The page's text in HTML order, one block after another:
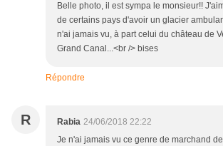
Belle photo, il est sympa le monsieur!!
de certains pays d'avoir un glacier
n'ai jamais vu, à part celui du château de
Grand Canal...<br /> bises
Répondre
R Rabia 24/06/2018 22:22
Je n'ai jamais vu ce genre de marchand